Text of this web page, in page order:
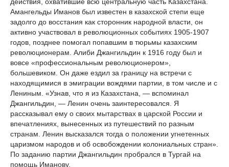
Амангельды Иманов был известен в казахской степи еще
задолго до восстания как сторонник народной власти, он
активно участвовал в революционных событиях 1905-1907
годов, позднее помогал попавшим в тюрьмы казахским
революционерам. Алиби Джангильдин к 1916 году был и
вовсе «профессиональным революционером»,
большевиком. Он даже ездил за границу на встречи с
находящимися в эмиграции вождями партии, в том числе и с
Лениным. «Узнав, что я из Казахстана, — вспоминал
Джангильдин, — Ленин очень заинтересовался. Я
рассказывал ему о своих мытарствах в царской России и
впечатлениях, вынесенных из путешествий по разным
странам. Ленин высказался тогда о положении угнетенных
царизмом народов и об освобождении колониальных стран».
По заданию партии Джангильдин пробрался в Тургай на
помощь Иманову.